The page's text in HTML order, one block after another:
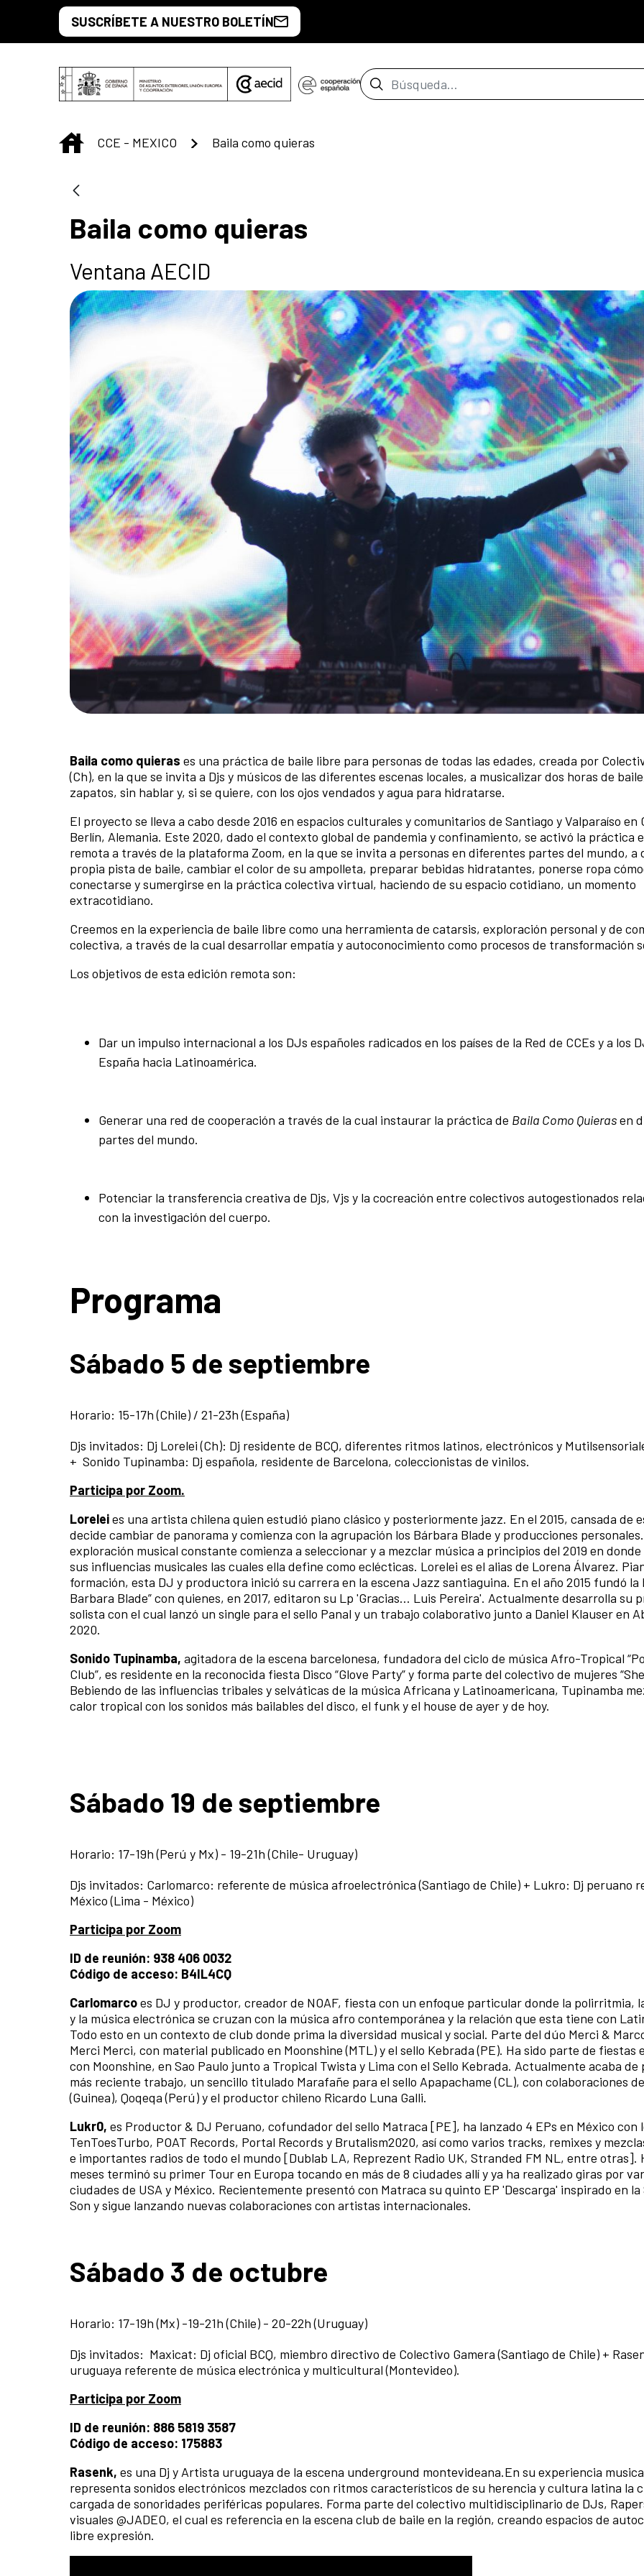
Saltar al contenido principal
SUSCRÍBETE A NUESTRO BOLETÍN
Barra de búsqueda
INICIO
CCE - MEXICO Baila como quieras
Baila como quieras
Ventana AECID
Baila como quieras es una práctica de baile libre para personas de todas las edades, creada por
(Ch), en la que se invita a Djs y músicos de las diferentes escenas locales, a musicalizar dos horas de
zapatos, sin hablar y, si se quiere, con los ojos vendados y agua para hidratarse.
El proyecto se lleva a cabo desde 2016 en espacios culturales y comunitarios de Santiago y Valparaíso en
Berlín, Alemania. Este 2020, dado el contexto global de pandemia y confinamiento, se activó la práctica
remota a través de la plataforma Zoom, en la que se invita a personas en diferentes partes del mundo, a
propia pista de baile, cambiar el color de su ampolleta, preparar bebidas hidratantes, ponerse ropa
conectarse y sumergirse en la práctica colectiva virtual, haciendo de su espacio cotidiano, un momento
extracotidiano.
Creemos en la experiencia de baile libre como una herramienta de catarsis, exploración personal y de
colectiva, a través de la cual desarrollar empatía y autoconocimiento como procesos de transformación
Los objetivos de esta edición remota son:
Dar un impulso internacional a los DJs españoles radicados en los países de la Red de CCEs y a los
España hacia Latinoamérica.
Generar una red de cooperación a través de la cual instaurar la práctica de Baila Como Quierasen
partes del mundo.
Potenciar la transferencia creativa de Djs, Vjs y la cocreación entre colectivos autogestionados
con la investigación del cuerpo.
Programa
Sábado 5 de septiembre
Horario: 15-17h (Chile) / 21-23h (España)
Djs invitados: Dj Lorelei (Ch): Dj residente de BCQ, diferentes ritmos latinos, electrónicos y
+ Sonido Tupinamba: Dj española, residente de Barcelona, coleccionistas de vinilos.
Participa por Zoom.
Loreleies una artista chilena quien estudió piano clásico y posteriormente jazz. En el 2015, cansada de
decide cambiar de panorama y comienza con la agrupación los Bárbara Blade y producciones
exploración musical constante comienza a seleccionar y a mezclar música a principios del 2019 en donde
sus influencias musicales las cuales ella define como eclécticas. Lorelei es el alias de Lorena Álvarez.
formación, esta DJ y productora inició su carrera en la escena Jazz santiaguina. En el año 2015 fundó la
Barbara Blade” con quienes, en 2017, editaron su Lp 'Gracias... Luis Pereira'. Actualmente desarrolla su
solista con el cual lanzó un single para el sello Panal y un trabajo colaborativo junto a Daniel Klauser en
2020.
Sonido Tupinamba, agitadora de la escena barcelonesa, fundadora del ciclo de música Afro-Tropical
Club”, es residente en la reconocida fiesta Disco “Glove Party” y forma parte del colectivo de mujeres “She
Bebiendo de las influencias tribales y selváticas de la música Africana y Latinoamericana, Tupinamba
calor tropical con los sonidos más bailables del disco, el funk y el house de ayer y de hoy.
Sábado 19 de septiembre
Horario: 17-19h (Perú y Mx) - 19-21h (Chile- Uruguay)
Djs invitados: Carlomarco: referente de música afroelectrónica (Santiago de Chile) + Lukro: Dj peruano
México(Lima - México)
Participa por Zoom
ID de reunión: 938 406 0032
Código de acceso: B4IL4CQ
Carlomarcoes DJ y productor, creador de NOAF, fiesta con un enfoque particular donde la polirritmia,
y la música electrónica se cruzan con la música afro contemporánea y la relación que esta tiene con
Todo esto en un contexto de club donde prima la diversidad musical y social. Parte del dúo Merci &
Merci Merci, con material publicado en Moonshine (MTL) y el sello Kebrada (PE). Ha sido parte de fiestas
con Moonshine, en Sao Paulo junto a Tropical Twista y Lima con el Sello Kebrada. Actualmente acaba de
más reciente trabajo, un sencillo titulado Marafañe para el sello Apapachame (CL), con colaboraciones
(Guinea), Qoqeqa (Perú) y el productor chileno Ricardo Luna Galli.
Lukr0, es Productor & DJ Peruano, cofundador del sello Matraca [PE], ha lanzado 4 EPs en México con
TenToesTurbo, POAT Records, Portal Records y Brutalism2020, así como varios tracks, remixes y
e importantes radios de todo el mundo [Dublab LA, Reprezent Radio UK, Stranded FM NL, entre otras].
meses terminó su primer Tour en Europa tocando en más de 8 ciudades allí y ya ha realizado giras por
ciudades de USA y México. Recientemente presentó con Matraca su quinto EP 'Descarga' inspirado en la
Son y sigue lanzando nuevas colaboraciones con artistas internacionales.
Sábado 3 de octubre
Horario: 17-19h (Mx) -19-21h (Chile) - 20-22h (Uruguay)
Djs invitados: Maxicat: Dj oficial BCQ, miembro directivo de Colectivo Gamera (Santiago de Chile) +
uruguaya referente de música electrónica y multicultural (Montevideo).
Participa por Zoom
ID de reunión: 886 5819 3587
Código de acceso: 175883
Rasenk, es una Dj y Artista uruguaya de la escena underground montevideana.En su experiencia
representa sonidos electrónicos mezclados con ritmos característicos de su herencia y cultura latina la
cargada de sonoridades periféricas populares. Forma parte del colectivo multidisciplinario de DJs,
visuales @JADEO, el cual es referencia en la escena club de baile en la región, creando espacios de
libre expresión.